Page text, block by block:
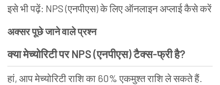
इसे भी पढ़ें: NPS(एनपीएस) के लिए ऑनलाइन अप्लाई कैसे करें
अक्सर पूछे जाने वाले प्रश्न
क्या मेच्योरिटी पर NPS (एनपीएस)टैक्स-फ्री है?
हां, आप मेच्योरिटी राशि का 60% एकमुश्त राशि ले सकते हैं.